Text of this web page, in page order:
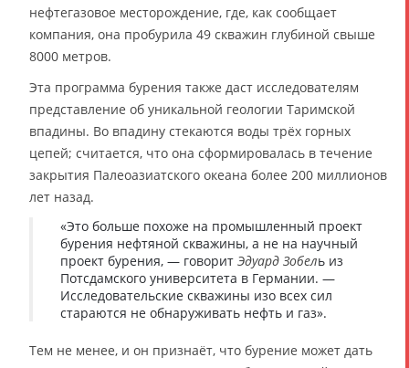
нефтегазовое месторождение, где, как сообщает
компания, она пробурила 49 скважин глубиной свыше
8000 метров.
Эта программа бурения также даст исследователям
представление об уникальной геологии Таримской
впадины. Во впадину стекаются воды трёх горных
цепей; считается, что она сформировалась в течение
закрытия Палеоазиатского океана более 200 миллионов
лет назад.
«Это больше похоже на промышленный проект
бурения нефтяной скважины, а не на научный
проект бурения, — говорит Эдуард Зобель из
Потсдамского университета в Германии. —
Исследовательские скважины изо всех сил
стараются не обнаруживать нефть и газ».
Тем не менее, и он признаёт, что бурение может дать